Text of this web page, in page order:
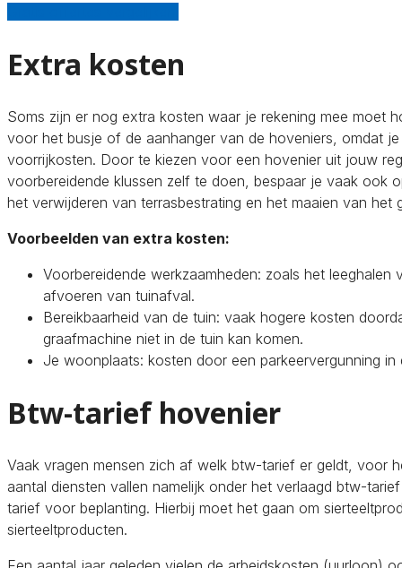
Extra kosten
Soms zijn er nog extra kosten waar je rekening mee moet
voor het busje of de aanhanger van de hoveniers, omdat
voorrijkosten. Door te kiezen voor een hovenier uit jouw
voorbereidende klussen zelf te doen, bespaar je vaak ook
het verwijderen van terrasbestrating en het maaien van het
Voorbeelden van extra kosten:
Voorbereidende werkzaamheden: zoals het
afvoeren van tuinafval.
Bereikbaarheid van de tuin: vaak hogere kosten
graafmachine niet in de tuin kan komen.
Je woonplaats: kosten door een parkeervergunning
Btw-tarief hovenier
Vaak vragen mensen zich af welk btw-tarief er geldt, voor
aantal diensten vallen namelijk onder het verlaagd btw-
tarief voor beplanting. Hierbij moet het gaan om
sierteeltproducten.